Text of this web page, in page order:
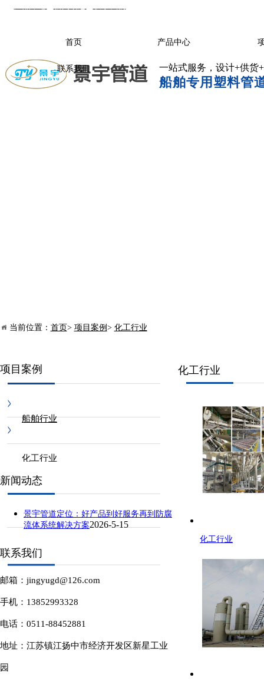
一站式服务，设计+供货
船舶专用塑料管
首页 产品中心
联系我们
当前位置： 首页> 项目案例 > 化工行业
化工行业
新闻动态
联系我们
邮箱：jingyugd@126.com
手机：13852993328
电话：0511-88452881
地址：江苏镇江扬中市经济开发区新星工业
园
项目案例
船舶行业
化工行业
景宇管道定位：好产品到好服务再到防腐
流体系统解决方案2026-5-15
化工行业